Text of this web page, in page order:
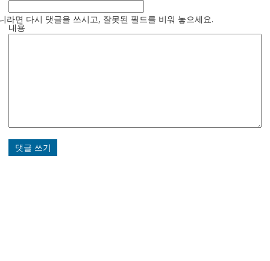
면 다시 댓글을 쓰시고, 잘못된 필드를 비워 놓으세요.
내용
댓글 쓰기